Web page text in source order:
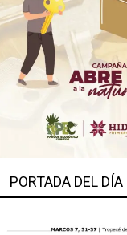
PORTADA DEL DÍA